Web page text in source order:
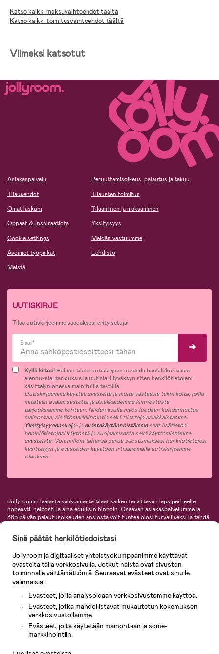
Katso kaikki maksuvaihtoehdot täältä
Katso kaikki toimitusvaihtoehdot täältä
Viimeksi katsotut
Asiakaspalvelu
Tilausehdot
Omat laskuni
Oppaat & Inspiraatiota
Cookie settings
Avoimet työpaikat
Meistä
Peruuttamisoikeus, palautus ja takuu
Tilausten toimitus
Tilaaminen ja maksaminen
Yksityisyys
Meidän vastuumme
Lehdistö
UUTISKIRJE
Tilaa uutiskirjeemme saadaksesi erityisetuja!
Email*
Kyllä kiitos! Haluan tilata uutiskirjeen ja saada henkilökohtaisia
alennuksia, tarjouksia ja uutisia. Hyväksyn siten henkilötietojeni
käsittelyn ohessa mainituilla tavoilla.
Uutiskirjeemme käyttää evästeitä ja muita vastaavia tekniikoita, joilla
mitataan avaamisastetta ja asiakkaidemme kiinnostusta
tarjouksiamme kohtaan. Niiden avulla myös luodaan kohdennettua
mainontaa, sisältömarkkinointia sekä tilastoja asiakkaistamme.
Yksityisyydensuoja-jaevästekäytännöistämmesaat lisätietoa
henkilötietojesi käytöstä ja suojaamisesta sekä käyttämistämme
evästeistä. Voit milloin tahansa perua suostumuksesi henkilötietojesi
käsittelyyn ja evästeiden käyttöön irtisanomalla uutiskirjeemme
tilauksen.
Jollyroomin laajasta valikoimasta tilaat kaiken tarvittavan lapsiperheelle
nopeasti, helposti ja aina edullisin hinnoin. Osaavan asiakaspalvelumme ja
365 päivän palautusoikeuden ansiosta voit tuntea olosi turvalliseksi ja tehdä
lastentarvikkeita sekä paljon muuta. Meiltä löydät lukuisia tunnettuja
KidKraft, Ergobaby, Philips Avent, Neonate, Cybex, LEGO ja monia muita!
Tervetuloa shoppailemaan Pohjoismaiden suurimpaan lastentarvikkeiden
verkkokauppaan!
Sinä päätät henkilötiedoistasi
Jollyroom ja digitaaliset yhteistyökumppanimme käyttävät
evästeitä tällä verkkosivulla. Jotkut näistä ovat sivuston
toiminnalle välttämättömiä. Seuraavat evästeet ovat sinulle
valinnaisia:
Evästeet, joilla analysoidaan verkkosivustomme käyttöä.
Evästeet, jotka mahdollistavat mukautetun kokemuksen
verkkosivustollamme.
Evästeet, joita käytetään mainontaan ja some-
markkinointiin.